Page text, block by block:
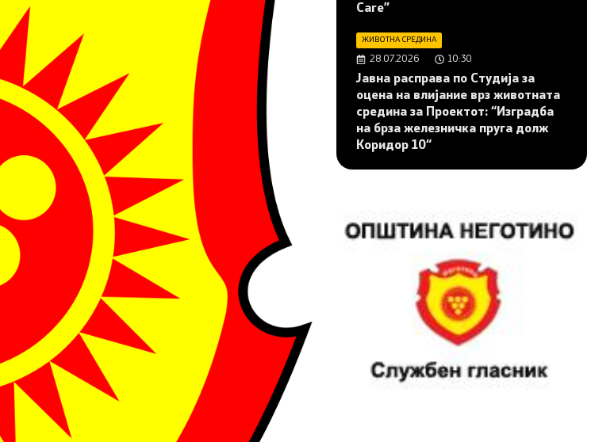
Care”
ЖИВОТНА СРЕДИНА
28.07.2026 10:30
Јавна расправа по Студија за
оцена на влијание врз животната
средина за Проектот: “Изградба
на брза железничка пруга долж
Коридор 10“